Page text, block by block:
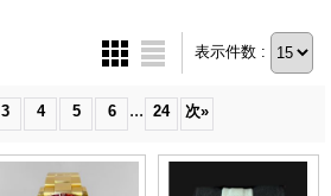
表示件数 :
3 4 5 6 ... 24 次»